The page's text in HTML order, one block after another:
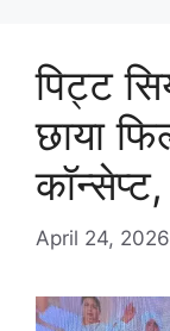
पिट्ट
छाया
April 24, 2026